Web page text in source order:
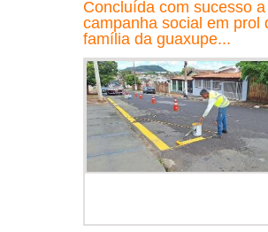
Concluída com sucesso a
campanha social em prol
família da guaxupe...